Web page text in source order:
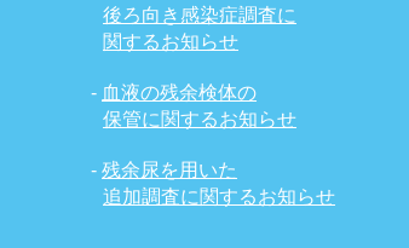
後ろ向き感染症調査に
関するお知らせ
- 血液の残余検体の
保管に関するお知らせ
-残余尿を用いた
追加調査に関するお知らせ